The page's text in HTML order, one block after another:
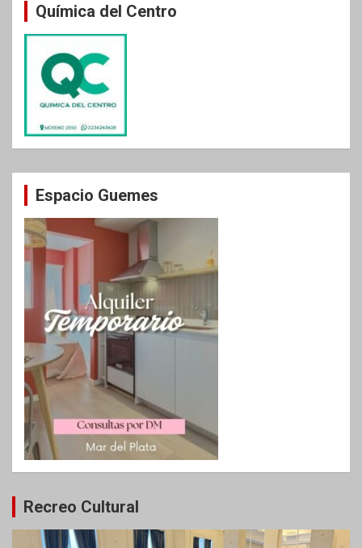
Química del Centro
Espacio Guemes
Recreo Cultural